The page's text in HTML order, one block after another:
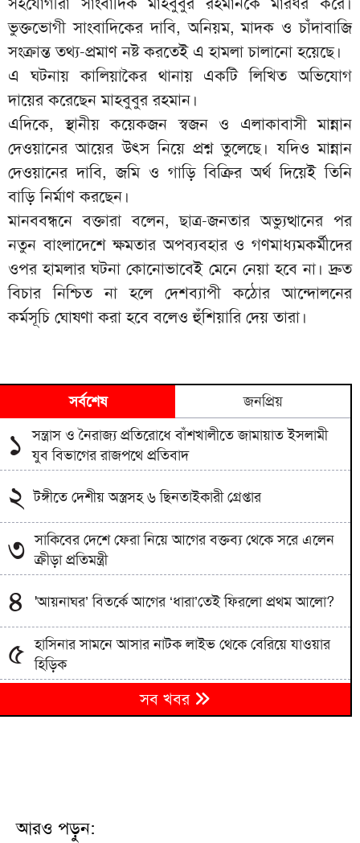
ভুক্তভোগী সাংবাদিকের দাবি, অনিয়ম, মাদক ও চাঁদাবাজি
সংক্রান্ত তথ্য-প্রমাণ নষ্ট করতেই এ হামলা চালানো হয়েছে।
এ ঘটনায় কালিয়াকৈর থানায় একটি লিখিত অভিযোগ
দায়ের করেছেন মাহবুবুর রহমান।
এদিকে, স্থানীয় কয়েকজন স্বজন ও এলাকাবাসী মান্নান
দেওয়ানের আয়ের উৎস নিয়ে প্রশ্ন তুলেছে। যদিও মান্নান
দেওয়ানের দাবি, জমি ও গাড়ি বিক্রির অর্থ দিয়েই তিনি
বাড়ি নির্মাণ করছেন।
মানববন্ধনে বক্তারা বলেন, ছাত্র-জনতার অভ্যুত্থানের পর
নতুন বাংলাদেশে ক্ষমতার অপব্যবহার ও গণমাধ্যমকর্মীদের
ওপর হামলার ঘটনা কোনোভাবেই মেনে নেয়া হবে না। দ্রুত
বিচার নিশ্চিত না হলে দেশব্যাপী কঠোর আন্দোলনের
কর্মসূচি ঘোষণা করা হবে বলেও হুঁশিয়ারি দেয় তারা।
সর্বশেষ জনপ্রিয়
১ সন্ত্রাস ও নৈরাজ্য প্রতিরোধে বাঁশখালীতে জামায়াত ইসলামী
যুব বিভাগের রাজপথে প্রতিবাদ
২ টঙ্গীতে দেশীয় অস্ত্রসহ ৬ ছিনতাইকারী গ্রেপ্তার
৩ সাকিবের দেশে ফেরা নিয়ে আগের বক্তব্য থেকে সরে এলেন
ক্রীড়া প্রতিমন্ত্রী
৪ 'আয়নাঘর’ বিতর্কে আগের ‘ধারা’তেই ফিরলো প্রথম আলো?
৫ হাসিনার সামনে আসার নাটক লাইভ থেকে বেরিয়ে যাওয়ার
হিড়িক
৬ বগুড়ায় প্রাইভেটকারের ধাক্কায় প্রাণ গেল স্বামী-স্ত্রীর
দিল্লি: রণধীর জয়সোয়াল
সব খবর
আরও পড়ুন: